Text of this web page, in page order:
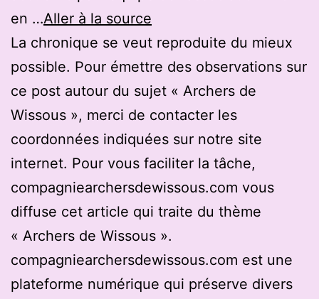
en …Aller à la source
La chronique se veut reproduite du mieux
possible. Pour émettre des observations sur
ce post autour du sujet « Archers de
Wissous », merci de contacter les
coordonnées indiquées sur notre site
internet. Pour vous faciliter la tâche,
compagniearchersdewissous.com vous
diffuse cet article qui traite du thème
« Archers de Wissous ».
compagniearchersdewissous.com est une
plateforme numérique qui préserve divers